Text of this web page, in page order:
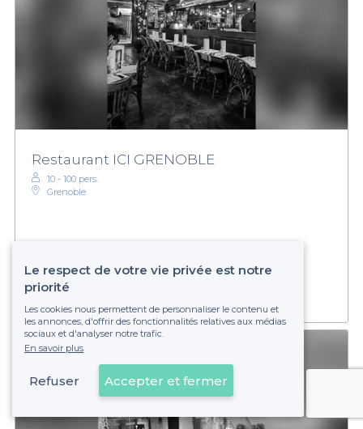
Restaurant ICI GRENOBLE
10 - 100 pers.
Grenoble
Voir sur la carte
Le respect de votre vie privée est notre
priorité
Les cookies nous permettent de personnaliser le contenu et
les annonces, d'offrir des fonctionnalités relatives aux médias
sociaux et d'analyser notre trafic.
En savoir plus
Refuser Accepter et fermer